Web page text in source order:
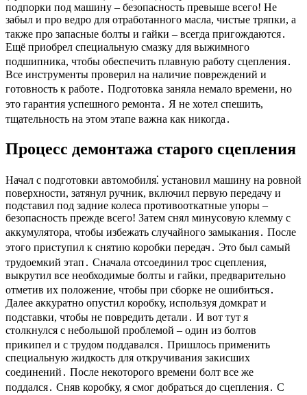
подпорки под машину – безопасность превыше всего! Не
забыл и про ведро для отработанного масла, чистые тряпки, а
также про запасные болты и гайки – всегда пригождаются․
Ещё приобрел специальную смазку для выжимного
подшипника, чтобы обеспечить плавную работу сцепления․
Все инструменты проверил на наличие повреждений и
готовность к работе․ Подготовка заняла немало времени, но
это гарантия успешного ремонта․ Я не хотел спешить,
тщательность на этом этапе важна как никогда․
Процесс демонтажа старого сцепления
Начал с подготовки автомобиля⁚ установил машину на ровной
поверхности, затянул ручник, включил первую передачу и
подставил под задние колеса противооткатные упоры –
безопасность прежде всего! Затем снял минусовую клемму с
аккумулятора, чтобы избежать случайного замыкания․ После
этого приступил к снятию коробки передач․ Это был самый
трудоемкий этап․ Сначала отсоединил трос сцепления,
выкрутил все необходимые болты и гайки, предварительно
отметив их положение, чтобы при сборке не ошибиться․
Далее аккуратно опустил коробку, используя домкрат и
подставки, чтобы не повредить детали․ И вот тут я
столкнулся с небольшой проблемой – один из болтов
прикипел и с трудом поддавался․ Пришлось применить
специальную жидкость для откручивания закисших
соединений․ После некоторого времени болт все же
поддался․ Сняв коробку, я смог добраться до сцепления․ С